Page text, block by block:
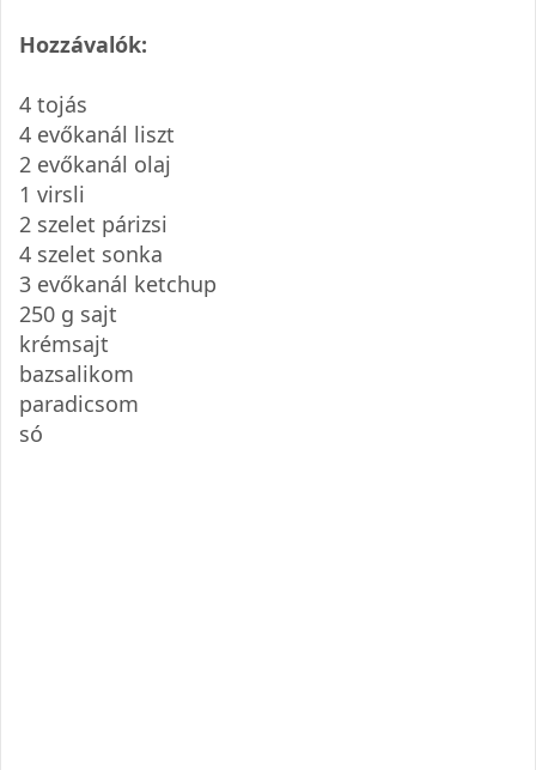
Hozzávalók:
4 tojás
4 evőkanál liszt
2 evőkanál olaj
1 virsli
2 szelet párizsi
4 szelet sonka
3 evőkanál ketchup
250 g sajt
krémsajt
bazsalikom
paradicsom
só